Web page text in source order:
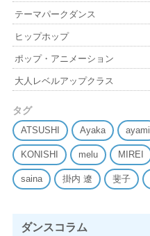
テーマパークダンス
ヒップホップ
ポップ・アニメーション
大人レベルアップクラス
タグ
ATSUSHI Ayaka ayami
KONISHI melu MIREI
saina 掛内 遼 斐子
ダンスコラム